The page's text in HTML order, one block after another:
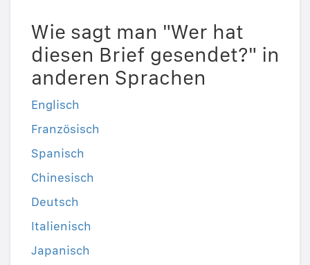
Wie sagt man "Wer hat
diesen Brief gesendet?" in
anderen Sprachen
Englisch
Französisch
Spanisch
Chinesisch
Deutsch
Italienisch
Japanisch